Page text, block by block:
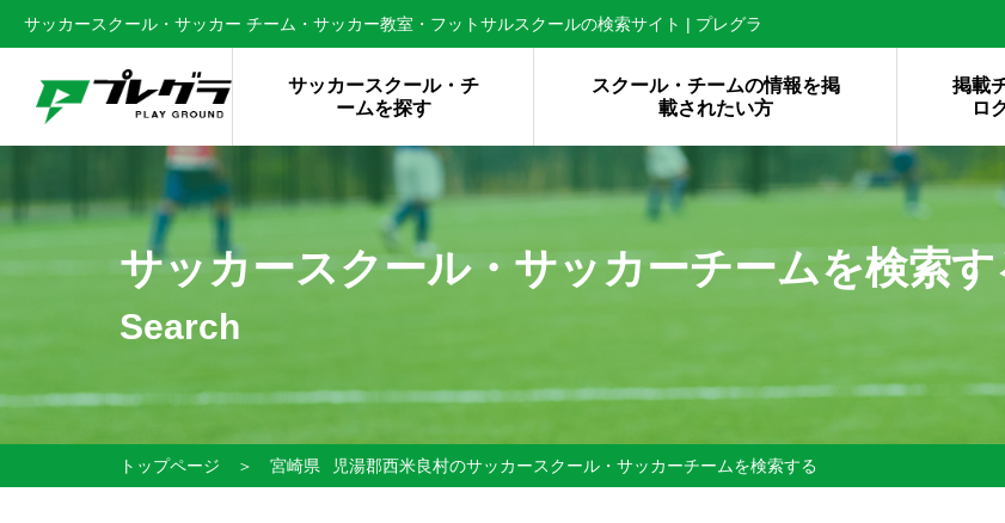
サッカースクール・サッカー チーム・サッカー教室・フットサルスクールの検索サイト | プレグラ
サッカースクール・チ
ームを探す
スクール・チームの情報を掲
載されたい方
掲載
ロ
サッカースクール・サッカーチームを検索す
Search
トップページ ＞ 宮崎県 児湯郡西米良村のサッカースクール・サッカーチームを検索する